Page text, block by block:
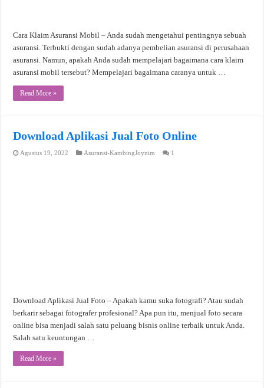
Cara Klaim Asuransi Mobil – Anda sudah mengetahui pentingnya sebuah
asuransi. Terbukti dengan sudah adanya pembelian asuransi di perusahaan
asuransi. Namun, apakah Anda sudah mempelajari bagaimana cara klaim
asuransi mobil tersebut? Mempelajari bagaimana caranya untuk …
Read More »
Download Aplikasi Jual Foto Online
Agustus 19, 2022 Asuransi-KambingJoynim 1
Download Aplikasi Jual Foto – Apakah kamu suka fotografi? Atau sudah
berkarir sebagai fotografer profesional? Apa pun itu, menjual foto secara
online bisa menjadi salah satu peluang bisnis online terbaik untuk Anda.
Salah satu keuntungan …
Read More »